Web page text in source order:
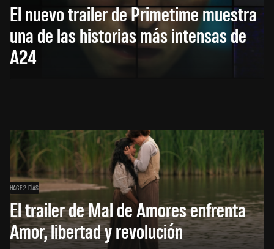
El nuevo trailer de Primetime muestra
una de las historias más intensas de
A24
HACE 2 DÍAS
El trailer de Mal de Amores enfrenta
Amor, libertad y revolución